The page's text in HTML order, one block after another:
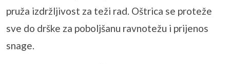
pruža izdržljivost za teži rad. Oštrica se proteže
sve do drške za poboljšanu ravnotežu i prijenos
snage.